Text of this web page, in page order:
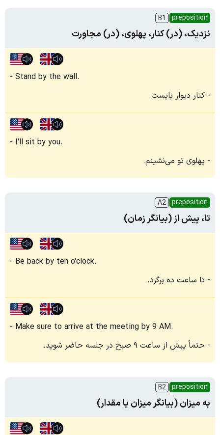
preposition
B1
نزدیک، (در) کنار، پهلوی، (در) مجاورت
Stand by the wall.
کنار دیوار بایست.
I'll sit by you.
پهلوی تو می‌نشینم.
preposition
A2
تا، پیش از (بیانگر زمان)
Be back by ten o'clock.
تا ساعت ده برگرد.
Make sure to arrive at the meeting by 9 AM.
حتماً پیش از ساعت ۹ صبح در جلسه حاضر شوید.
preposition
B2
به میزان (بیانگر میزان یا مقدار)